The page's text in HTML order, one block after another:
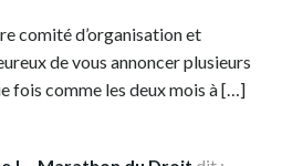
comité d’organisation et
de vous annoncer plusieurs
fois comme les deux mois à […]